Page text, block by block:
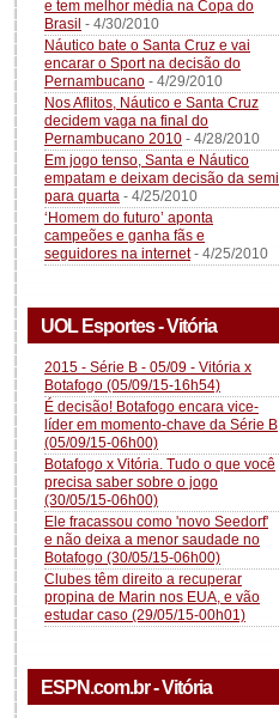
e tem melhor média na Copa do
Brasil - 4/30/2010
Náutico bate o Santa Cruz e vai
encarar o Sport na decisão do
Pernambucano - 4/29/2010
Nos Aflitos, Náutico e Santa Cruz
decidem vaga na final do
Pernambucano 2010 - 4/28/2010
Em jogo tenso, Santa e Náutico
empatam e deixam decisão da semi
para quarta - 4/25/2010
‘Homem do futuro’ aponta
campeões e ganha fãs e
seguidores na internet- 4/25/2010
UOL Esportes - Vitória
2015 - Série B - 05/09 - Vitória x
Botafogo (05/09/15-16h54)
É decisão! Botafogo encara vice-
líder em momento-chave da Série B
(05/09/15-06h00)
Botafogo x Vitória. Tudo o que você
precisa saber sobre o jogo
(30/05/15-06h00)
Ele fracassou como 'novo Seedorf'
e não deixa a menor saudade no
Botafogo (30/05/15-06h00)
Clubes têm direito a recuperar
propina de Marin nos EUA, e vão
estudar caso (29/05/15-00h01)
ESPN.com.br - Vitória